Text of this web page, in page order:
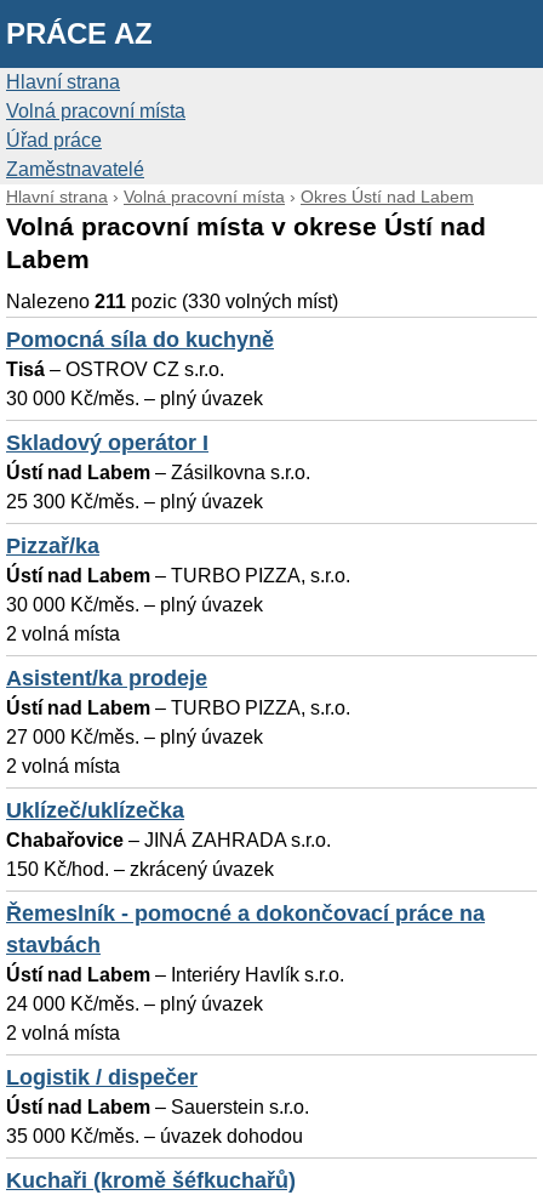
PRÁCE AZ
Hlavní strana
Volná pracovní místa
Úřad práce
Zaměstnavatelé
Hlavní strana › Volná pracovní místa › Okres Ústí nad Labem
Volná pracovní místa v okrese Ústí nad
Labem
Nalezeno 211 pozic (330 volných míst)
Pomocná síla do kuchyně
Tisá – OSTROV CZ s.r.o.
30 000 Kč/měs. – plný úvazek
Skladový operátor I
Ústí nad Labem – Zásilkovna s.r.o.
25 300 Kč/měs. – plný úvazek
Pizzař/ka
Ústí nad Labem – TURBO PIZZA, s.r.o.
30 000 Kč/měs. – plný úvazek
2 volná místa
Asistent/ka prodeje
Ústí nad Labem – TURBO PIZZA, s.r.o.
27 000 Kč/měs. – plný úvazek
2 volná místa
Uklízeč/uklízečka
Chabařovice – JINÁ ZAHRADA s.r.o.
150 Kč/hod. – zkrácený úvazek
Řemeslník - pomocné a dokončovací práce na
stavbách
Ústí nad Labem – Interiéry Havlík s.r.o.
24 000 Kč/měs. – plný úvazek
2 volná místa
Logistik / dispečer
Ústí nad Labem – Sauerstein s.r.o.
35 000 Kč/měs. – úvazek dohodou
Kuchaři (kromě šéfkuchařů)